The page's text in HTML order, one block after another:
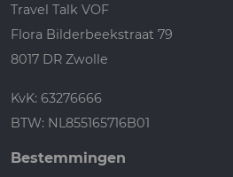
Travel Talk VOF
Flora Bilderbeekstraat 79
8017 DR Zwolle
KvK: 63276666
BTW: NL855165716B01
Bestemmingen